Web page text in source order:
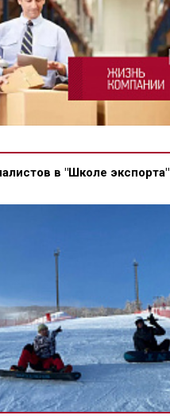
в "Школе экспорта"